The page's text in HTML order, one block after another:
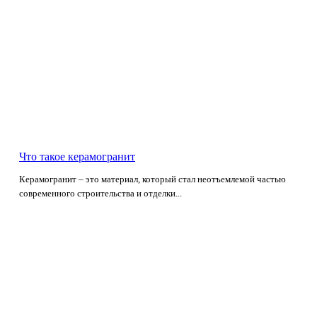
Что такое керамогранит
Керамогранит – это материал, который стал неотъемлемой частью
современного строительства и отделки...